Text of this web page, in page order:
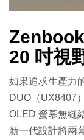
20 吋視
如果追求生產力
DUO（UX8407
OLED 螢幕無縫
新一代設計將兩